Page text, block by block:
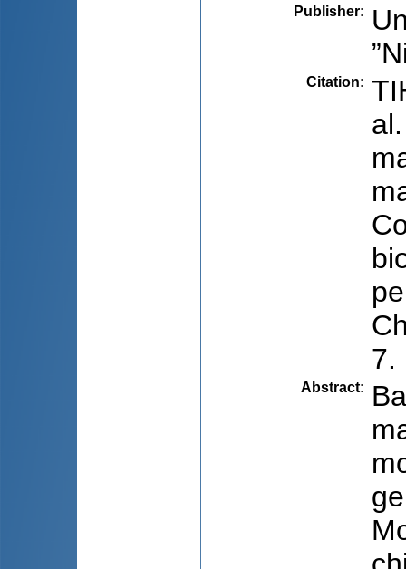
Publisher:
Citation:
7.
Abstract: